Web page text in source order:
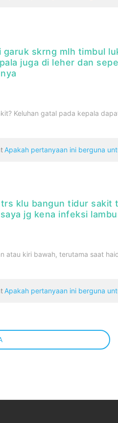
garuk skrng mlh timbul
juga di leher dan
Keluhan gatal pada kepala
Apakah pertanyaan ini berguna
klu bangun tidur sakit
jg kena infeksi
atau kiri bawah, terutama saat
Apakah pertanyaan ini berguna